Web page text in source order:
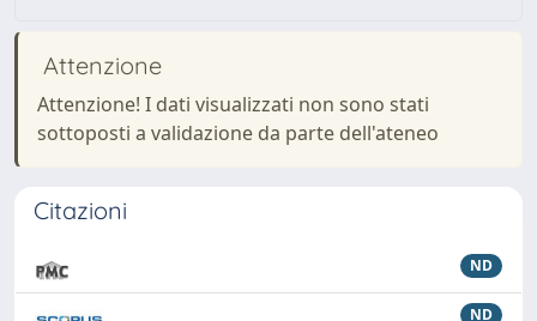
Attenzione
Attenzione! I dati visualizzati non sono stati
sottoposti a validazione da parte dell'ateneo
Citazioni
ND
ND